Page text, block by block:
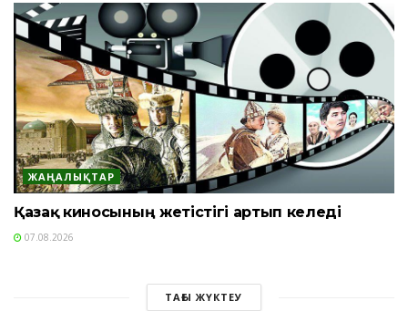
ЖАҢАЛЫҚТАР
Қазақ киносының жетістігі артып келеді
07.08.2026
ТАҒЫ ЖҮКТЕУ